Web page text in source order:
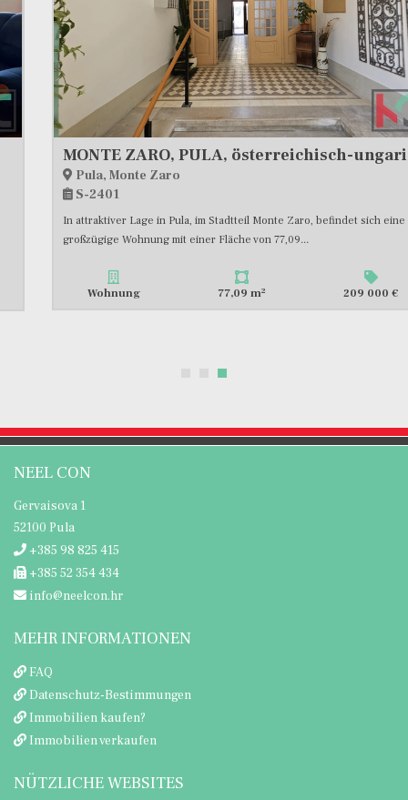
MONTE ZARO, PULA, österreichisch-ungarisches Gebäude, 1. Stock, 3SZ+WZ #VERKAUF
Pula, Monte Zaro
S-2401
In attraktiver Lage in Pula, im Stadtteil Monte Zaro, befindet sich eine
großzügige Wohnung mit einer Fläche von 77,09...
Wohnung 77,09 m2 209 000 €
NEEL CON
Gervaisova 1
52100 Pula
+385 98 825 415
+385 52 354 434
info@neelcon.hr
MEHR INFORMATIONEN
FAQ
Datenschutz-Bestimmungen
Immobilien kaufen?
Immobilien verkaufen
NÜTZLICHE WEBSITES